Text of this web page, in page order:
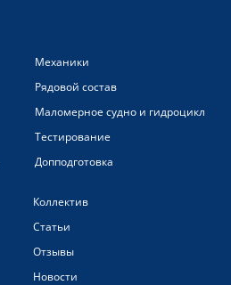
Механики
Рядовой состав
Маломерное судно и гидроцикл
Тестирование
Допподготовка
Коллектив
Статьи
Отзывы
Новости